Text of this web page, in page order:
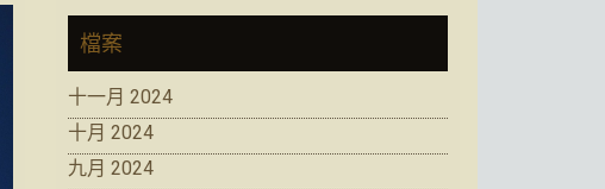
檔案
十一月 2024
十月 2024
九月 2024